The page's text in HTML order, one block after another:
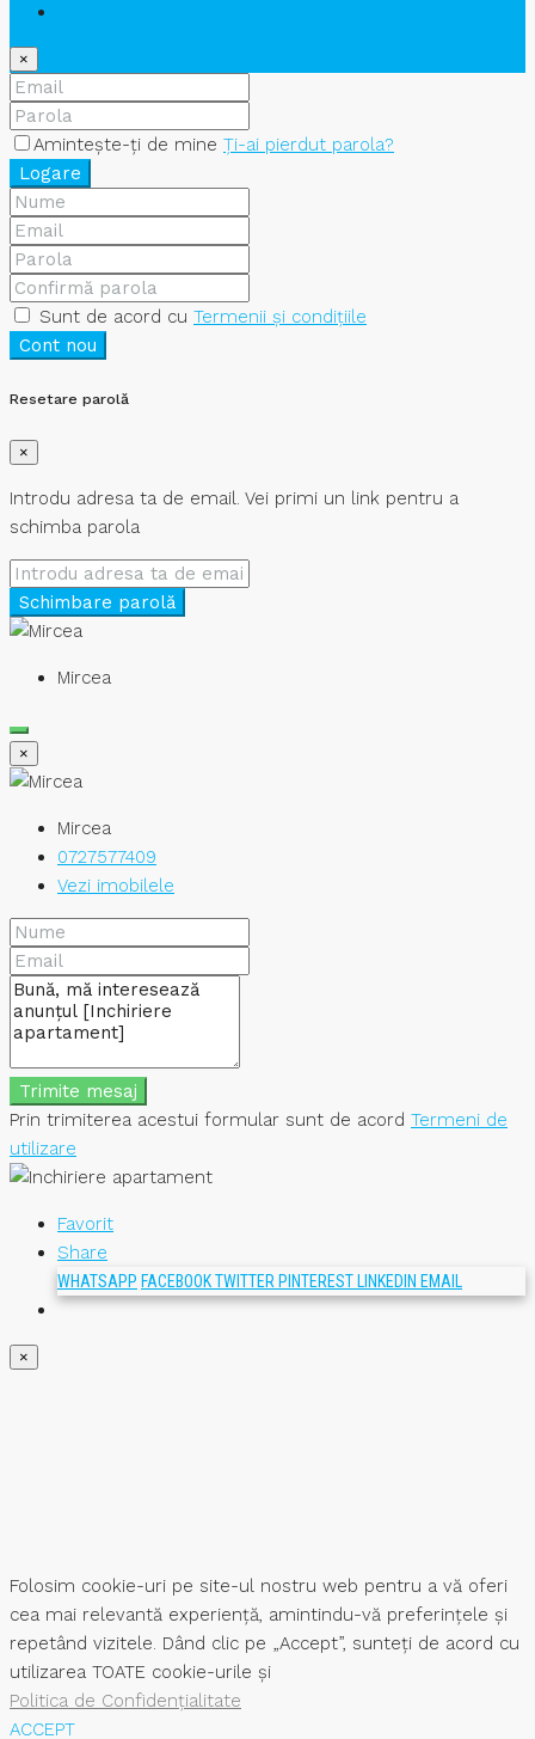
×
Amintește-ți de mine Ți-ai pierdut parola?
Logare
Sunt de acord cu Termenii și condițiile
Cont nou
Resetare parolă
×
Introdu adresa ta de email. Vei primi un link pentru a
schimba parola
Schimbare parolă
Mircea
×
Mircea
0727577409
Vezi imobilele
Trimite mesaj
Prin trimiterea acestui formular sunt de acord Termeni de
utilizare
Favorit
Share
WHATSAPP FACEBOOKTWITTER PINTEREST LINKEDIN EMAIL
×
Folosim cookie-uri pe site-ul nostru web pentru a vă oferi
cea mai relevantă experiență, amintindu-vă preferințele și
repetând vizitele. Dând clic pe „Accept”, sunteți de acord cu
utilizarea TOATE cookie-urile și
Politica de Confidențialitate
ACCEPT